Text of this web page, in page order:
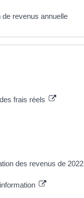
revenus annuelle
frais réels
des revenus de 2022